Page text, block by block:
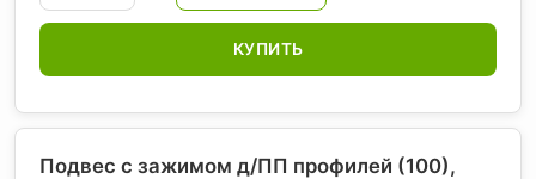
КУПИТЬ
Подвес с зажимом д/ПП профилей (100),